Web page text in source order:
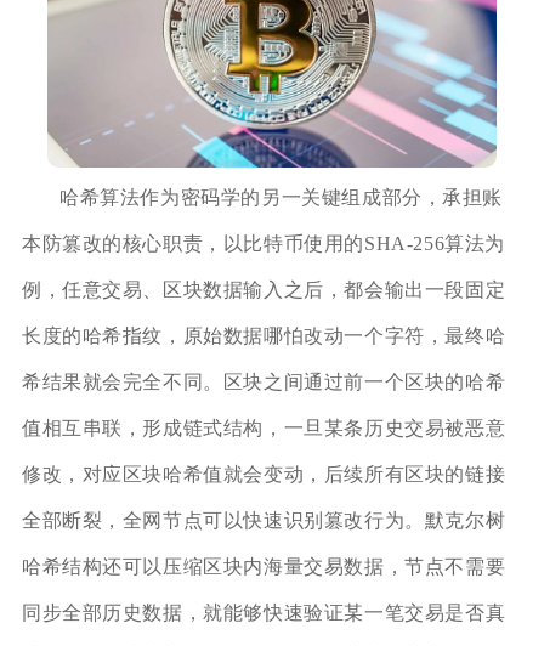
哈希算法作为密码学的另一关键组成部分，承担账
本防篡改的核心职责，以比特币使用的SHA‑256算法为
例，任意交易、区块数据输入之后，都会输出一段固定
长度的哈希指纹，原始数据哪怕改动一个字符，最终哈
希结果就会完全不同。区块之间通过前一个区块的哈希
值相互串联，形成链式结构，一旦某条历史交易被恶意
修改，对应区块哈希值就会变动，后续所有区块的链接
全部断裂，全网节点可以快速识别篡改行为。默克尔树
哈希结构还可以压缩区块内海量交易数据，节点不需要
同步全部历史数据，就能够快速验证某一笔交易是否真